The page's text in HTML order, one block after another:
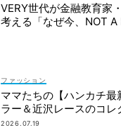
VERY世代が金融教育家
考える「なぜ今、NOT A
ファッション
ママたちの【ハンカチ最
ラー＆近沢レースのコレ
見！
2026.07.19